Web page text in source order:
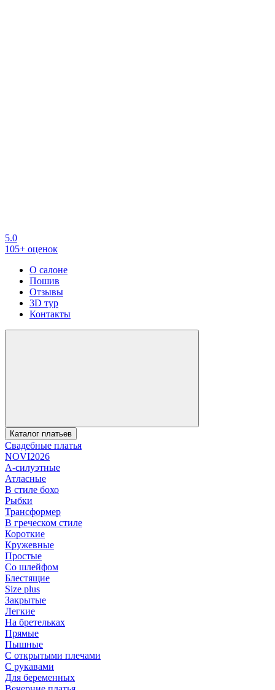
5.0
105+ оценок
О салоне
Пошив
Отзывы
3D тур
Контакты
Каталог платьев
Свадебные платья
NOVI2026
А-силуэтные
Атласные
В стиле бохо
Рыбки
Трансформер
В греческом стиле
Короткие
Кружевные
Простые
Со шлейфом
Блестящие
Size plus
Закрытые
Легкие
На бретельках
Прямые
Пышные
С открытыми плечами
С рукавами
Для беременных